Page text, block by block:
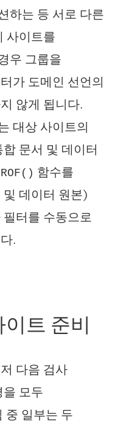
하는 등 서로 다른
사이트를
우 그룹을
가 도메인 선언의
않게 됩니다.
대상 사이트의
문서 및 데이터
함수를
데이터 원본)
터를 수동으로
.
트 준비
다음 검사
을 모두
중 일부는 두